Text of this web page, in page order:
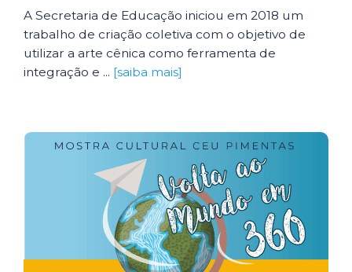
A Secretaria de Educação iniciou em 2018 um
trabalho de criação coletiva com o objetivo de
utilizar a arte cênica como ferramenta de
integração e ... [saiba mais]